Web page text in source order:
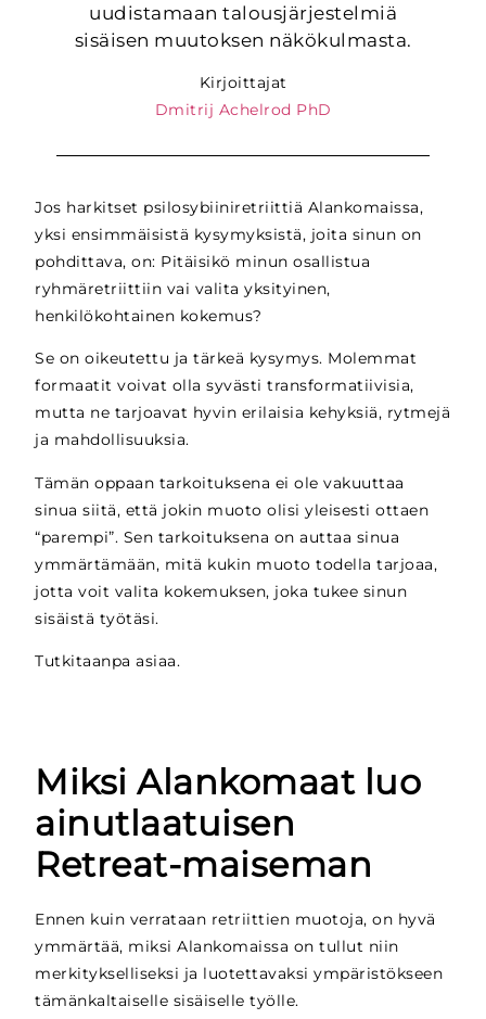
uudistamaan talousjärjestelmiä
sisäisen muutoksen näkökulmasta.
Kirjoittajat
Dmitrij Achelrod PhD
Jos harkitset psilosybiiniretriittiä Alankomaissa,
yksi ensimmäisistä kysymyksistä, joita sinun on
pohdittava, on: Pitäisikö minun osallistua
ryhmäretriittiin vai valita yksityinen,
henkilökohtainen kokemus?
Se on oikeutettu ja tärkeä kysymys. Molemmat
formaatit voivat olla syvästi transformatiivisia,
mutta ne tarjoavat hyvin erilaisia kehyksiä, rytmejä
ja mahdollisuuksia.
Tämän oppaan tarkoituksena ei ole vakuuttaa
sinua siitä, että jokin muoto olisi yleisesti ottaen
“parempi”. Sen tarkoituksena on auttaa sinua
ymmärtämään, mitä kukin muoto todella tarjoaa,
jotta voit valita kokemuksen, joka tukee sinun
sisäistä työtäsi.
Tutkitaanpa asiaa.
Miksi Alankomaat luo
ainutlaatuisen
Retreat-maiseman
Ennen kuin verrataan retriittien muotoja, on hyvä
ymmärtää, miksi Alankomaissa on tullut niin
merkitykselliseksi ja luotettavaksi ympäristökseen
tämänkaltaiselle sisäiselle työlle.